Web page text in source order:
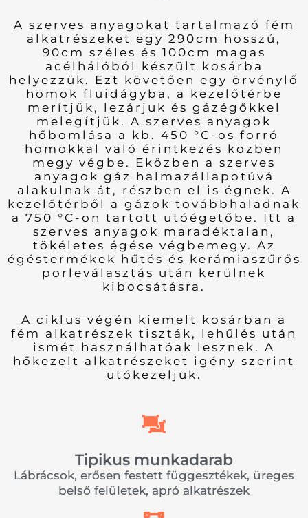
A szerves anyagokat tartalmazó fém
alkatrészeket egy 290cm hosszú,
90cm széles és 100cm magas
acélhálóból készült kosárba
helyezzük. Ezt követően egy örvénylő
homok fluidágyba, a kezelőtérbe
merítjük, lezárjuk és gázégőkkel
melegítjük. A szerves anyagok
hőbomlása a kb. 450 °C-os forró
homokkal való érintkezés közben
megy végbe. Eközben a szerves
anyagok gáz halmazállapotúvá
alakulnak át, részben el is égnek. A
kezelőtérből a gázok továbbhaladnak
a 750 °C-on tartott utóégetőbe. Itt a
szerves anyagok maradéktalan,
tökéletes égése végbemegy. Az
égéstermékek hűtés és kerámiaszűrős
porleválasztás után kerülnek
kibocsátásra.
A ciklus végén kiemelt kosárban a
fém alkatrészek tiszták, lehűlés után
ismét használhatóak lesznek. A
hőkezelt alkatrészeket igény szerint
utókezeljük.
Tipikus munkadarab
Lábrácsok, erősen festett függesztékek, üreges
belső felületek, apró alkatrészek